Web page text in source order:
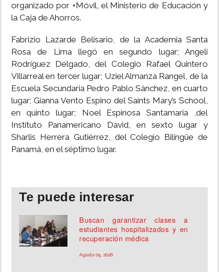
organizado por +Móvil, el Ministerio de Educación y
la Caja de Ahorros.
Fabrizio Lazarde Belisario, de la Academia Santa
Rosa de Lima llegó en segundo lugar; Angeli
Rodríguez Delgado, del Colegio Rafael Quintero
Villarreal en tercer lugar; Uziel Almanza Rangel, de la
Escuela Secundaria Pedro Pablo Sánchez, en cuarto
lugar; Gianna Vento Espino del Saints Mary’s School,
en quinto lugar; Noel Espinosa Santamaria ,del
Instituto Panamericano David, en sexto lugar y
Sharlis Herrera Gutiérrez, del Colegio Bilingüe de
Panamá, en el séptimo lugar.
Te puede interesar
Buscan garantizar clases a
estudiantes hospitalizados y en
recuperación médica
Agosto 05, 2026